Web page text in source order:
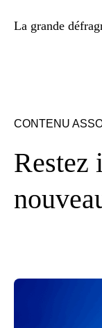
La grande
CONTENU
Restez